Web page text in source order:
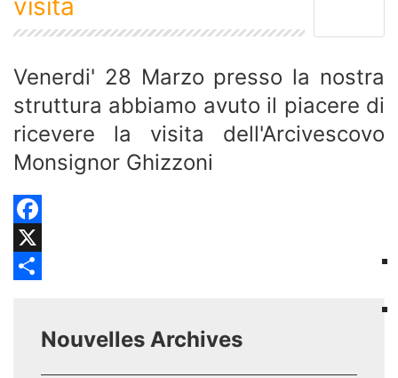
Venerdi' 28 Marzo presso la nostra
struttura abbiamo avuto il piacere di
ricevere la visita dell'Arcivescovo
Monsignor Ghizzoni
Facebook
X
Nouvelles Archives